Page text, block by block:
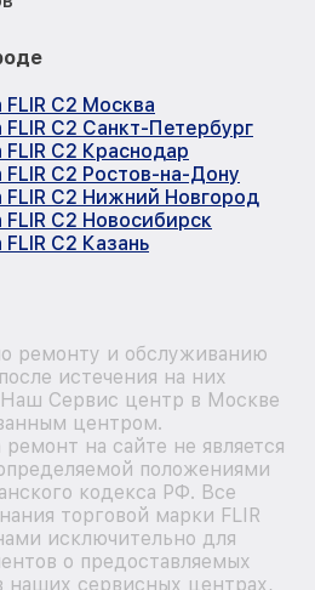
C2 Москва
C2 Санкт-Петербург
C2 Краснодар
C2 Ростов-на-Дону
C2 Нижний Новгород
C2 Новосибирск
C2 Казань
ремонту и обслуживанию
истечения на них
Наш Сервис центр в Москве
центром.
на сайте не является
положениями
кодекса РФ. Все
торговой марки FLIR
исключительно для
о предоставляемых
наших сервисных центрах,